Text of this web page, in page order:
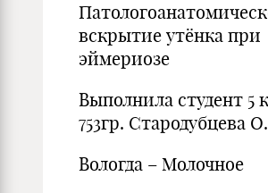
вскрытие утёнка при
эймериозе
Выполнила студент 5
753гр. Стародубцева
Вологда – Молочное